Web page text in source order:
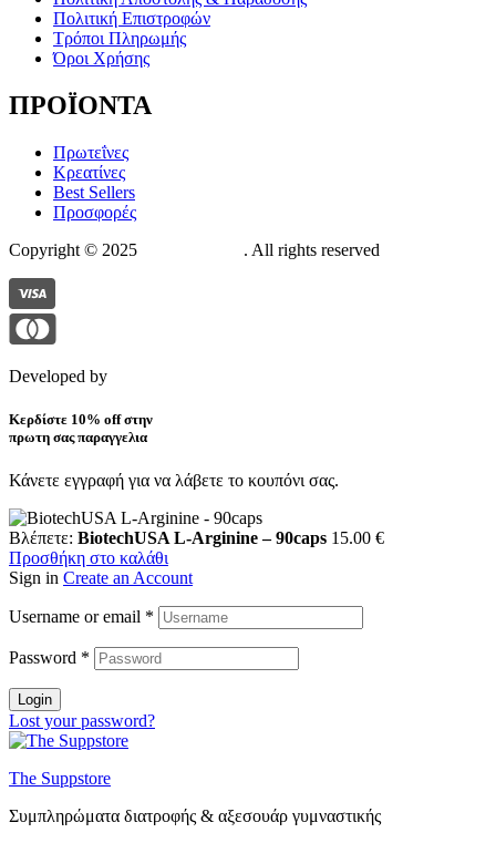
Πολιτική Επιστροφών
Τρόποι Πληρωμής
Όροι Χρήσης
ΠΡΟΪΟΝΤΑ
Πρωτεΐνες
Κρεατίνες
Best Sellers
Προσφορές
Copyright © 2025
. All rights reserved
Developed by
Κερδίστε 10% off στην
πρωτη σας παραγγελια
Κάνετε εγγραφή για να λάβετε το κουπόνι σας.
Βλέπετε: BiotechUSA L-Arginine – 90caps 15.00 €
Προσθήκη στο καλάθι
Sign in Create an Account
Username or email *
Password *
Login
Lost your password?
The Suppstore
Συμπληρώματα διατροφής & αξεσουάρ γυμναστικής